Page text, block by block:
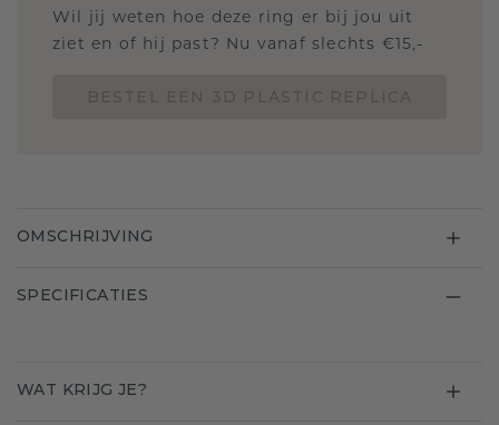
Wil jij weten hoe deze ring er bij jou uit
ziet en of hij past? Nu vanaf slechts €15,-
OMSCHRIJVING
SPECIFICATIES
WAT KRIJG JE?